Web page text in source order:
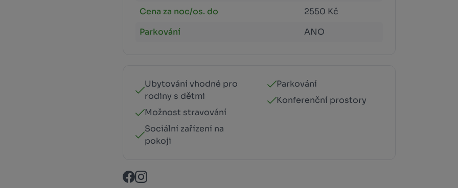
Cena za noc/os. do
2550 Kč
Parkování
ANO
Ubytování vhodné pro
rodiny s dětmi
Možnost stravování
Sociální zařízení na
pokoji
Parkování
Konferenční prostory